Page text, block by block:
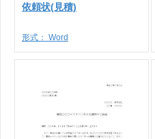
依頼状(見積)
形式： Word